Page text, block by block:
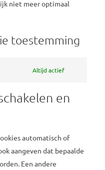
niet meer optimaal
toestemming
Altijd actief
en
automatisch of
aangeven dat bepaalde
Een andere